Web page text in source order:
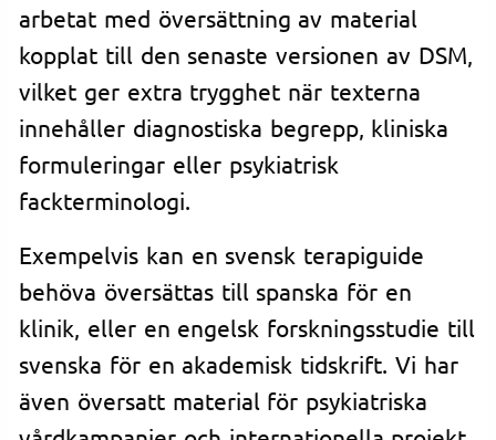
arbetat med översättning av material
kopplat till den senaste versionen av DSM,
vilket ger extra trygghet när texterna
innehåller diagnostiska begrepp, kliniska
formuleringar eller psykiatrisk
fackterminologi.
Exempelvis kan en svensk terapiguide
behöva översättas till spanska för en
klinik, eller en engelsk forskningsstudie till
svenska för en akademisk tidskrift. Vi har
även översatt material för psykiatriska